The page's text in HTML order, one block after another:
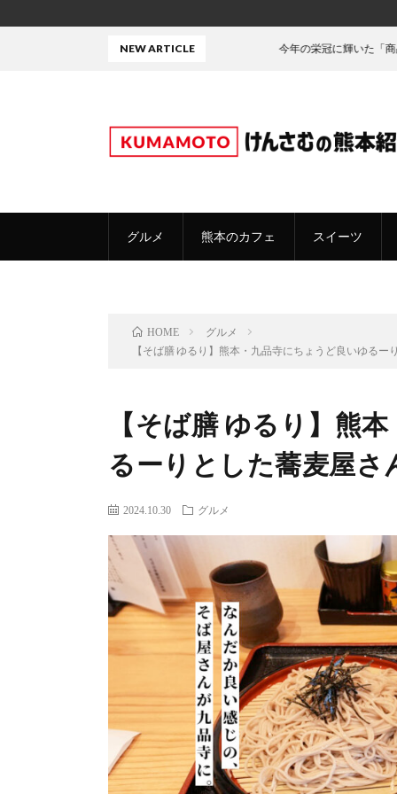
グルメ 熊本のカフェ スイーツ
NEW ARTICLE 今年の栄冠に輝いた「商品」がこちら！
HOME
グルメ
【そば膳 ゆるり】熊本・九品寺にちょうど良いゆる
【そば膳 ゆるり】熊
るーりとした蕎麦屋
2024.10.30 グルメ